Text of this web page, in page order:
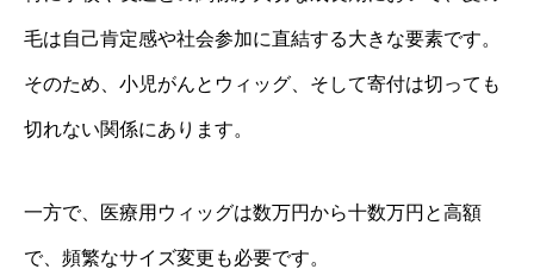
毛は自己肯定感や社会参加に直結する大きな要素です。
そのため、小児がんとウィッグ、そして寄付は切っても
切れない関係にあります。
一方で、医療用ウィッグは数万円から十数万円と高額
で、頻繁なサイズ変更も必要です。